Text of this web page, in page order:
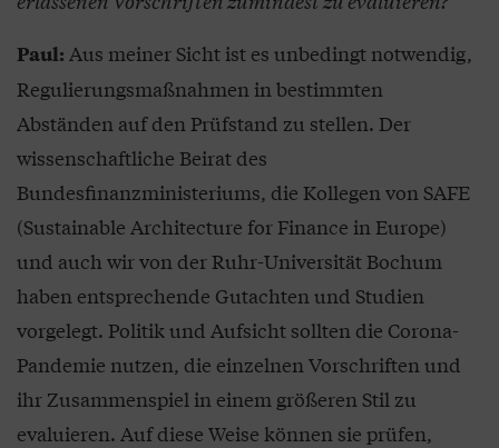
Paul: Aus meiner Sicht ist es unbedingt notwendig,
Regulierungsmaßnahmen in bestimmten
Abständen auf den Prüfstand zu stellen. Der
wissenschaftliche Beirat des
Bundesfinanzministeriums, die Kollegen von SAFE
(Sustainable Architecture for Finance in Europe)
und auch wir von der Ruhr-Universität Bochum
haben entsprechende Gutachten und Studien
vorgelegt. Politik und Aufsicht sollten die Corona-
Pandemie nutzen, die einzelnen Vorschriften und
ihr Zusammenspiel in einem größeren Stil zu
evaluieren. Auf diese Weise können sie prüfen,